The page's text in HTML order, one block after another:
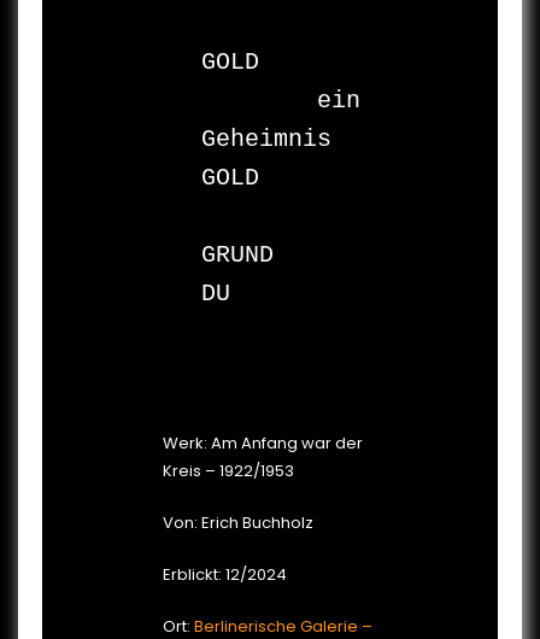
GOLD
Geheimnis
GOLD
GRUND
DU
Werk: Am Anfang war der
Kreis – 1922/1953
Von: Erich Buchholz
Erblickt: 12/2024
Ort: Berlinerische Galerie –